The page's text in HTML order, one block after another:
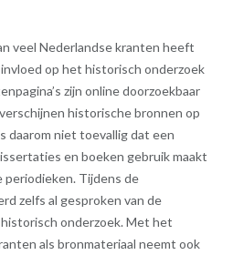
veel Nederlandse kranten heeft
op het historisch onderzoek
zijn online doorzoekbaar
historische bronnen op
daarom niet toevallig dat een
en boeken gebruik maakt
periodieken. Tijdens de
zelfs al gesproken van de
historisch onderzoek. Met het
als bronmateriaal neemt ook